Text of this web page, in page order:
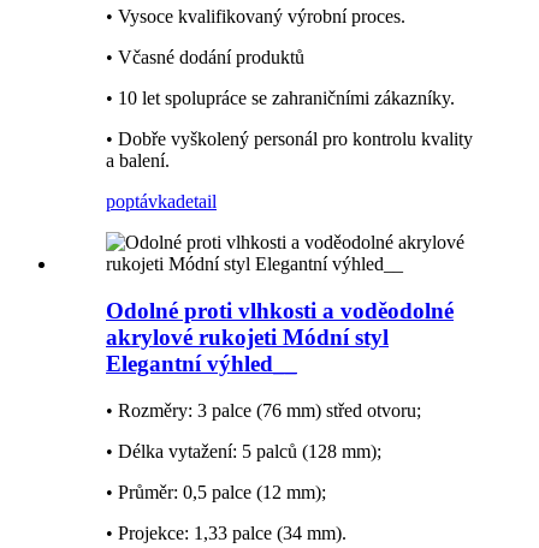
• Vysoce kvalifikovaný výrobní proces.
• Včasné dodání produktů
• 10 let spolupráce se zahraničními zákazníky.
• Dobře vyškolený personál pro kontrolu kvality
a balení.
poptávkadetail
Odolné proti vlhkosti a voděodolné
akrylové rukojeti Módní styl
Elegantní výhled__
• Rozměry: 3 palce (76 mm) střed otvoru;
• Délka vytažení: 5 palců (128 mm);
• Průměr: 0,5 palce (12 mm);
• Projekce: 1,33 palce (34 mm).